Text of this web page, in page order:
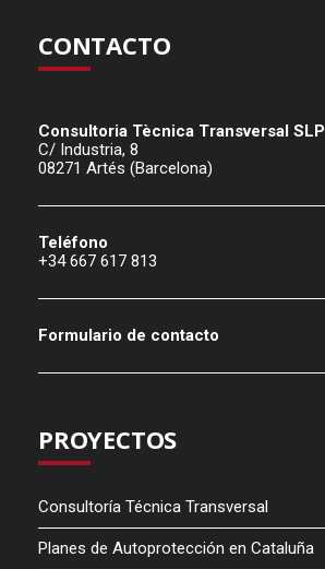
CONTACTO
Consultoria Tècnica Transversal SLP
C/ Industria, 8
08271 Artés (Barcelona)
Teléfono
+34 667 617 813
Formulario de contacto
PROYECTOS
Consultoría Técnica Transversal
Planes de Autoprotección en Cataluña